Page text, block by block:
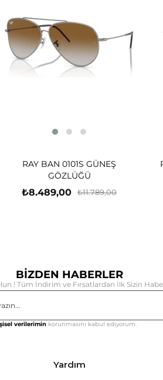
RAY BAN 0101S GÜNEŞ
GÖZLÜĞÜ
₺8.489,00 ₺11.789,00
BİZDEN HABERLER
! Tüm İndirim ve Fırsatlardan İlk Sizin
verilerimin korunmasını kabul ediyorum.
Yardım